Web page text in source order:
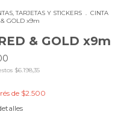
TARJETAS Y STICKERS . CINTA
GOLD x9m
& GOLD x9m
$6.198,35
de $2.500